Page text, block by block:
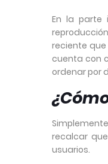
En la parte
reciente
cuenta con
ordenar por
recalcar
usuarios.